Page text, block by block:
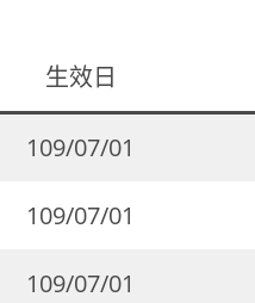
生效日
109/07/01
109/07/01
109/07/01